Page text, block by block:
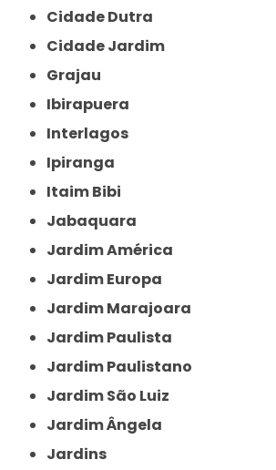
Cidade Dutra
Cidade Jardim
Grajau
Ibirapuera
Interlagos
Ipiranga
Itaim Bibi
Jabaquara
Jardim América
Jardim Europa
Jardim Marajoara
Jardim Paulista
Jardim Paulistano
Jardim São Luiz
Jardim Ângela
Jardins